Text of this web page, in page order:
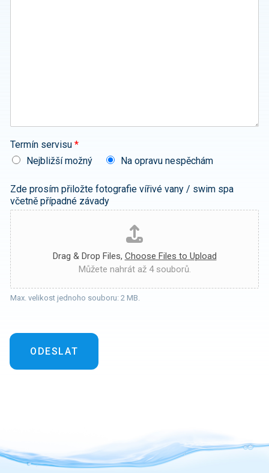
Termín servisu *
Nejbližší možný
Na opravu nespěchám
Zde prosím přiložte fotografie vířivé vany / swim spa
včetně případné závady
Drag & Drop Files, Choose Files to Upload
Můžete nahrát až 4 souborů.
Max. velikost jednoho souboru: 2 MB.
ODESLAT